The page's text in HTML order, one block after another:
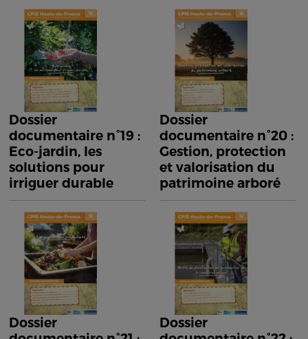
Dossier
documentaire n°19 :
Eco-jardin, les
solutions pour
irriguer durable
Dossier
documentaire n°20 :
Gestion, protection
et valorisation du
patrimoine arboré
Dossier
Dossier